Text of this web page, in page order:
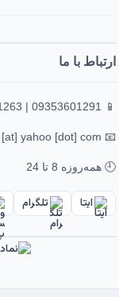
ارتباط با ما
📱 09353601291 | 09119001263
📧 feghahati65 [at] yahoo [dot] com
🕘 همه‌روزه 8 تا 24
ایتا تلگرام